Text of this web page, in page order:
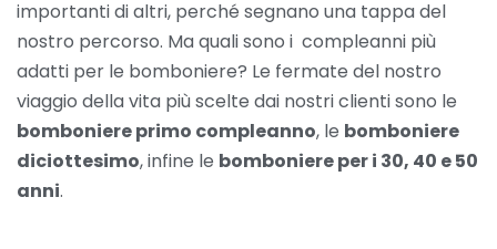
importanti di altri, perché segnano una tappa del
nostro percorso. Ma quali sono i compleanni più
adatti per le bomboniere? Le fermate del nostro
viaggio della vita più scelte dai nostri clienti sono le
bomboniere primo compleanno, le bomboniere
diciottesimo, infine le bomboniere per i 30, 40 e 50
anni.